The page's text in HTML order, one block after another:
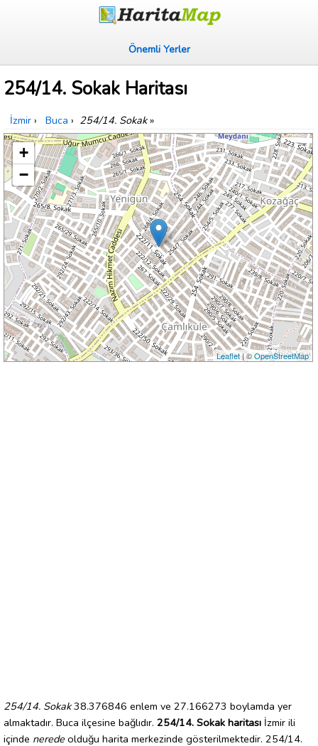
Önemli Yerler
254/14. Sokak Haritası
İzmir › Buca › 254/14. Sokak»
+
−
Leaflet| ©OpenStreetMap
254/14. Sokak38.376846 enlem ve 27.166273 boylamda yer
almaktadır. Buca ilçesine bağlıdır. 254/14. Sokak haritası İzmir ili
içinde nerede olduğu harita merkezinde gösterilmektedir. 254/14.